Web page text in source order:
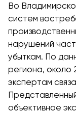
Во
систем
нарушений
убыткам. По
региона, около
экспертам
объективное